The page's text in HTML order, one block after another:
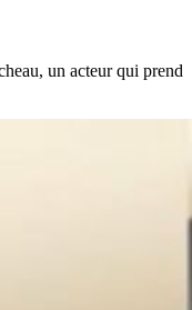
un acteur qui prend